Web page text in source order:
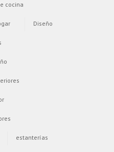
cocina
Diseño
estanterías